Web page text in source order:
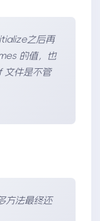
之后再
的值，也
文件是不管
方法最终还